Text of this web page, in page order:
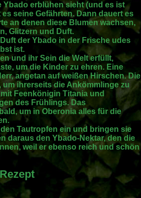
Ybado erblühen sieht (und es ist
seine Gefährten. Dann dauert es
an denen diese Blumen wachsen,
Glitzern und Duft.
der Ybado in der Frische udes
ist.
und ihr Sein die Welt erfüllt,
um die Kinder zu ehren. Eine
angetan auf weißen Hirschen. Die
ihrerseits die Ankömmlinge zu
Feenkönigin Titania und
des Frühlings. Das
um in Oberonia alles für die
Tautropfen ein und bringen sie
daraus den Ybado-Nektar, den die
weil er ebenso reich und schön